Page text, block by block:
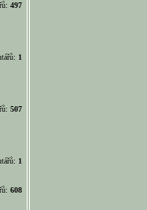
497
1
507
1
608